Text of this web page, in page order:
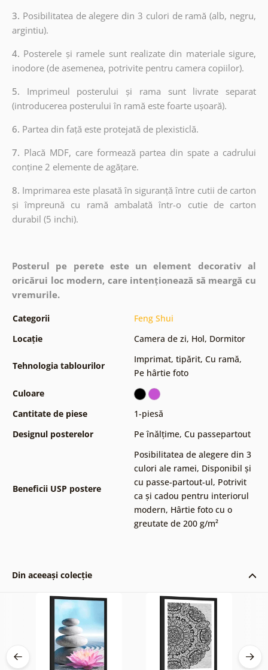
3. Posibilitatea de alegere din 3 culori de ramă (alb, negru,
argintiu).
4. Posterele și ramele sunt realizate din materiale sigure,
inodore (de asemenea, potrivite pentru camera copiilor).
5. Imprimeul posterului și rama sunt livrate separat
(introducerea posterului în ramă este foarte ușoară).
6. Partea din față este protejată de plexisticlă.
7. Placă MDF, care formează partea din spate a cadrului
conține 2 elemente de agățare.
8. Imprimarea este plasată în siguranță între cutii de carton
și împreună cu ramă ambalată într-o cutie de carton
durabil (5 inchi).
Posterul pe perete este un element decorativ al
oricărui loc modern, care intenționează să meargă cu
vremurile.
Categorii
Feng Shui
Locație
Camera de zi, Hol, Dormitor
Tehnologia tablourilor
Imprimat, tipărit, Cu ramă,
Pe hârtie foto
Culoare
Cantitate de piese
1-piesă
Designul posterelor
Pe înălțime, Cu passepartout
Beneficii USP postere
Posibilitatea de alegere din 3
culori ale ramei, Disponibil și
cu passe-partout-ul, Potrivit
ca și cadou pentru interiorul
modern, Hârtie foto cu o
greutate de 200 g/m²
Din aceeași colecție